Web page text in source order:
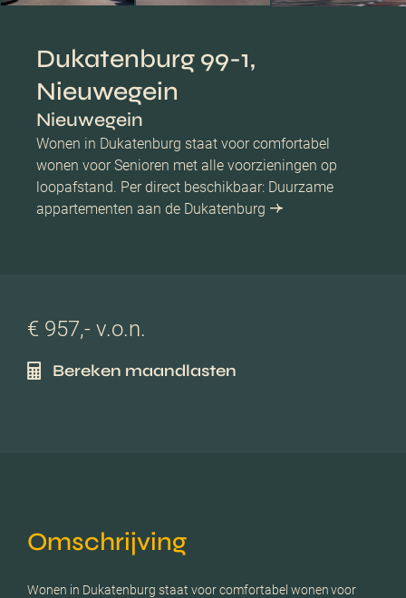
Dukatenburg 99-1,
Nieuwegein
Nieuwegein
Wonen in Dukatenburg staat voor comfortabel
wonen voor Senioren met alle voorzieningen op
loopafstand. Per direct beschikbaar: Duurzame
appartementen aan de Dukatenburg
€ 957,- v.o.n.
Bereken maandlasten
Omschrijving
Wonen in Dukatenburg staat voor comfortabel wonen voor